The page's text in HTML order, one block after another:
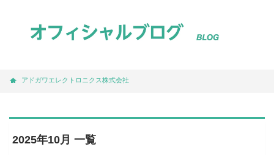
アドガワエレクトロニクス株式会社
2025年10月 一覧